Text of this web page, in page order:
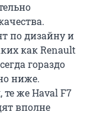
по дизайну и
как Renault
гораздо
ниже.
же Haval F7
вполне